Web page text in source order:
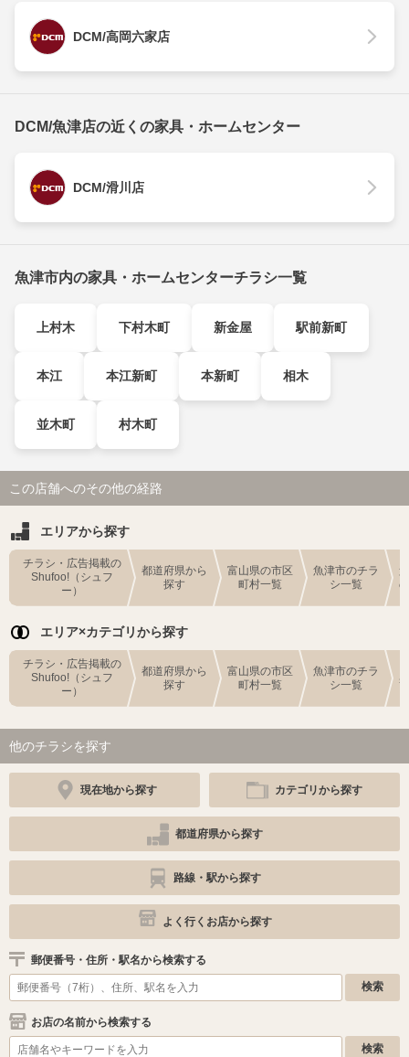
DCM/高岡六家店
DCM/魚津店の近くの家具・ホームセンター
DCM/滑川店
魚津市内の家具・ホームセンターチラシ一覧
上村木 下村木町 新金屋 駅前新町
本江 本江新町 本新町 相木
並木町 村木町
この店舗へのその他の経路
エリアから探す
チラシ・広告掲載の
Shufoo!（シュフ
ー）
都道府県から
探す
富山県の市区
町村一覧
魚津市のチラ
シ一覧
エリア×カテゴリから探す
チラシ・広告掲載の
Shufoo!（シュフ
ー）
都道府県から
探す
富山県の市区
町村一覧
魚津市のチラ
シ一覧
他のチラシを探す
現在地から探す カテゴリから探す
都道府県から探す
路線・駅から探す
よく行くお店から探す
郵便番号・住所・駅名から検索する
お店の名前から検索する